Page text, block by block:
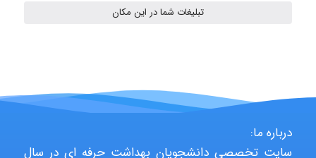
تبلیغات شما در این مکان
درباره ما:
سایت تخصصی دانشجویان بهداشت حرفه ای در سال